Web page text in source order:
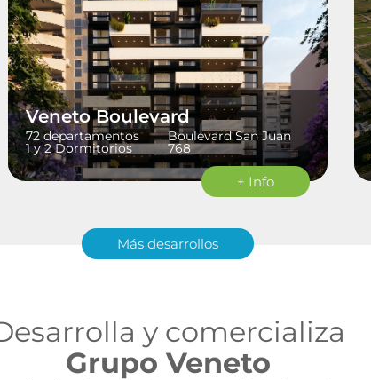
Veneto Boulevard
72 departamentos
1 y 2 Dormitorios
Boulevard San Juan
768
+ Info
Más desarrollos
y comercializa
Grupo Veneto